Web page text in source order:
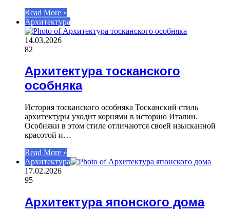
Read More »
Архитектура
14.03.2026
82
Архитектура тосканского
особняка
История тосканского особняка Тосканский стиль
архитектуры уходит корнями в историю Италии.
Особняки в этом стиле отличаются своей изысканной
красотой и…
Read More »
Архитектура
17.02.2026
95
Архитектура японского дома